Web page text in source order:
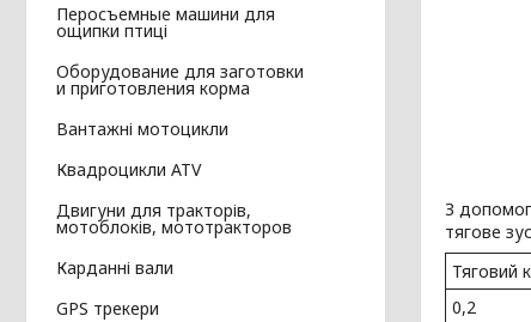
З
тягове
Тяговий
0,2
Перосъемные машини для
ощипки птиці
Оборудование для заготовки
и приготовления корма
Вантажні мотоцикли
Квадроцикли ATV
Двигуни для тракторів,
мотоблоків, мототракторов
Карданні вали
GPS трекери